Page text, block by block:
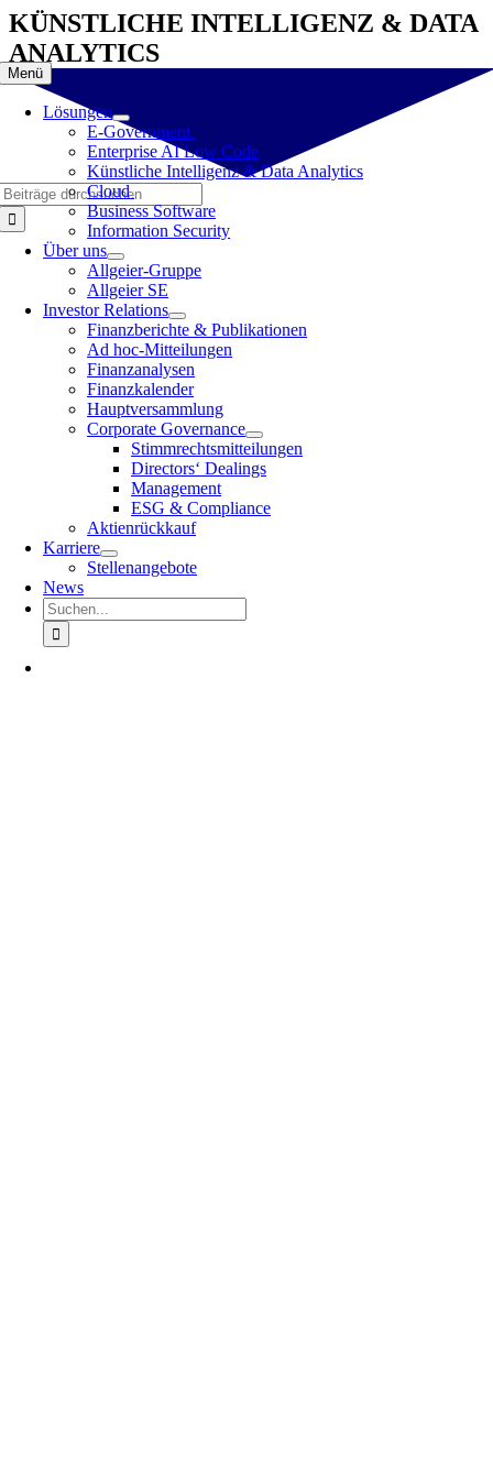
Zum
Inhalt
springen
Menü
Lösungen
E-Government
Enterprise AI Low Code
Künstliche Intelligenz & Data Analytics
Cloud
Business Software
Information Security
Über uns
Allgeier-Gruppe
Allgeier SE
Investor Relations
Finanzberichte & Publikationen
Ad hoc-Mitteilungen
Finanzanalysen
Finanzkalender
Hauptversammlung
Corporate Governance
Stimmrechtsmitteilungen
Directors‘ Dealings
Management
ESG & Compliance
Aktienrückkauf
Karriere
Stellenangebote
News
Suche
nach:
KÜNSTLICHE INTELLIGENZ & DATA
ANALYTICS